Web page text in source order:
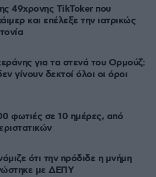
49χρονης TikToker που
και επέλεξε την ιατρικώς
για τα στενά του Ορμούζ:
γίνουν δεκτοί όλοι οι όροι
φωτιές σε 10 ημέρες, από
ότι την πρόδιδε η μνήμη
με ΔΕΠΥ